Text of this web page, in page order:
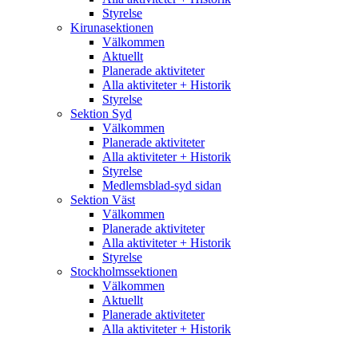
Styrelse
Kirunasektionen
Välkommen
Aktuellt
Planerade aktiviteter
Alla aktiviteter + Historik
Styrelse
Sektion Syd
Välkommen
Planerade aktiviteter
Alla aktiviteter + Historik
Styrelse
Medlemsblad-syd sidan
Sektion Väst
Välkommen
Planerade aktiviteter
Alla aktiviteter + Historik
Styrelse
Stockholmssektionen
Välkommen
Aktuellt
Planerade aktiviteter
Alla aktiviteter + Historik